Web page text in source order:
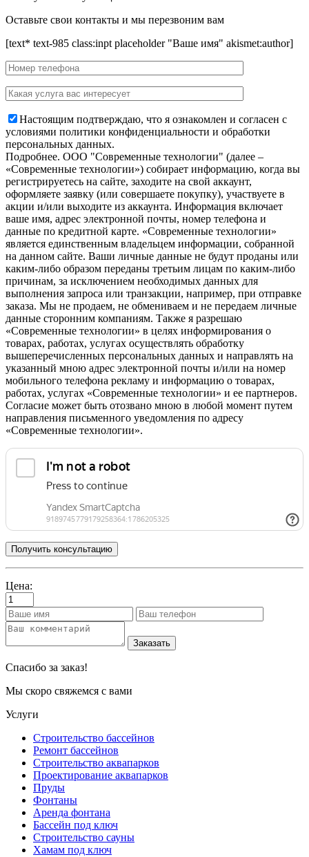
Оставьте свои контакты и мы перезвоним вам
[text* text-985 class:inpt placeholder "Ваше имя" akismet:author]
Настоящим подтверждаю, что я ознакомлен и согласен с
условиями политики конфиденциальности и обработки
персональных данных.
Подробнее. OOO "Современные технологии" (далее –
«Современные технологии») собирает информацию, когда вы
регистрируетесь на сайте, заходите на свой аккаунт,
оформляете заявку (или совершаете покупку), участвуете в
акции и/или выходите из аккаунта. Информация включает
ваше имя, адрес электронной почты, номер телефона и
данные по кредитной карте. «Современные технологии»
является единственным владельцем информации, собранной
на данном сайте. Ваши личные данные не будут проданы или
каким-либо образом переданы третьим лицам по каким-либо
причинам, за исключением необходимых данных для
выполнения запроса или транзакции, например, при отправке
заказа. Мы не продаем, не обмениваем и не передаем личные
данные сторонним компаниям. Также я разрешаю
«Современные технологии» в целях информирования о
товарах, работах, услугах осуществлять обработку
вышеперечисленных персональных данных и направлять на
указанный мною адрес электронной почты и/или на номер
мобильного телефона рекламу и информацию о товарах,
работах, услугах «Современные технологии» и ее партнеров.
Согласие может быть отозвано мною в любой момент путем
направления письменного уведомления по адресу
«Современные технологии».
Цена:
Заказать
Спасибо за заказ!
Мы скоро свяжемся с вами
Услуги
Строительство бассейнов
Ремонт бассейнов
Строительство аквапарков
Проектирование аквапарков
Пруды
Фонтаны
Аренда фонтана
Бассейн под ключ
Строительство сауны
Хамам под ключ